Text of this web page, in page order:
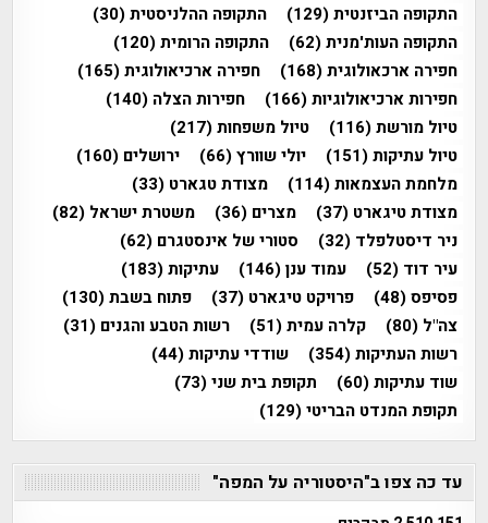
התקופה הביזנטית(129) התקופה ההלניסטית(30)
התקופה העות'מנית(62) התקופה הרומית(120)
חפירה ארכאולוגית(168) חפירה ארכיאולוגית(165)
חפירות ארכיאולוגיות(166) חפירות הצלה (140)
טיול מורשת(116) טיול משפחות(217)
טיול עתיקות(151) יולי שוורץ(66) ירושלים (160)
מלחמת העצמאות(114) מצודת טגארט (33)
מצודת טיגארט (37) מצרים (36) משטרת ישראל (82)
ניר דיסטלפלד (32) סטורי של אינסטגרם (62)
עיר דוד (52) עמוד ענן(146) עתיקות(183)
פסיפס(48) פרויקט טיגארט (37) פתוח בשבת(130)
צה"ל (80) קלרה עמית(51) רשות הטבע והגנים (31)
רשות העתיקות(354) שודדי עתיקות(44)
שוד עתיקות(60) תקופת בית שני(73)
תקופת המנדט הבריטי(129)
עד כה צפו ב"היסטוריה על המפה"